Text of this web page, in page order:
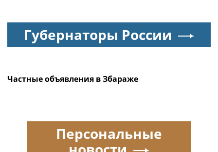
Губернаторы России
Частные объявления в Збараже
Персональные